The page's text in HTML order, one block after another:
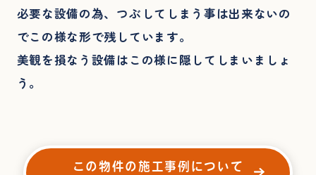
必要な設備の為、つぶしてしまう事は出来ないの
でこの様な形で残しています。
美観を損なう設備はこの様に隠してしまいましょ
う。
この物件の施工事例について